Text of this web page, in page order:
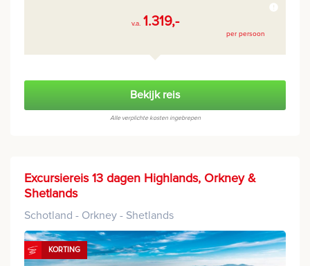
v.a. 1.319,-
per persoon
Bekijk reis
Alle verplichte kosten ingebrepen
Excursiereis 13 dagen Highlands, Orkney &
Shetlands
Schotland - Orkney - Shetlands
KORTING